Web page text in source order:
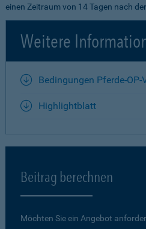
einen Zeitraum von 14 Tagen nach
Weitere
Bedingungen Pferde-OP-
Highlightblatt
Beitrag berechnen
Möchten Sie ein Angebot